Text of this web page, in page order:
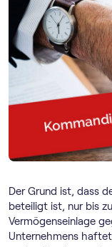
Der Grund ist, dass
beteiligt ist, nur bis
Vermögenseinlage
Unternehmens